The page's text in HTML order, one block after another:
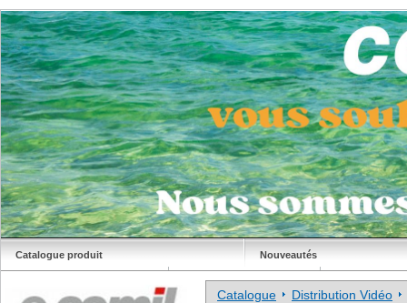
Catalogue produit Nouveautés
Site Comil
Catalogue Distribution Vidéo